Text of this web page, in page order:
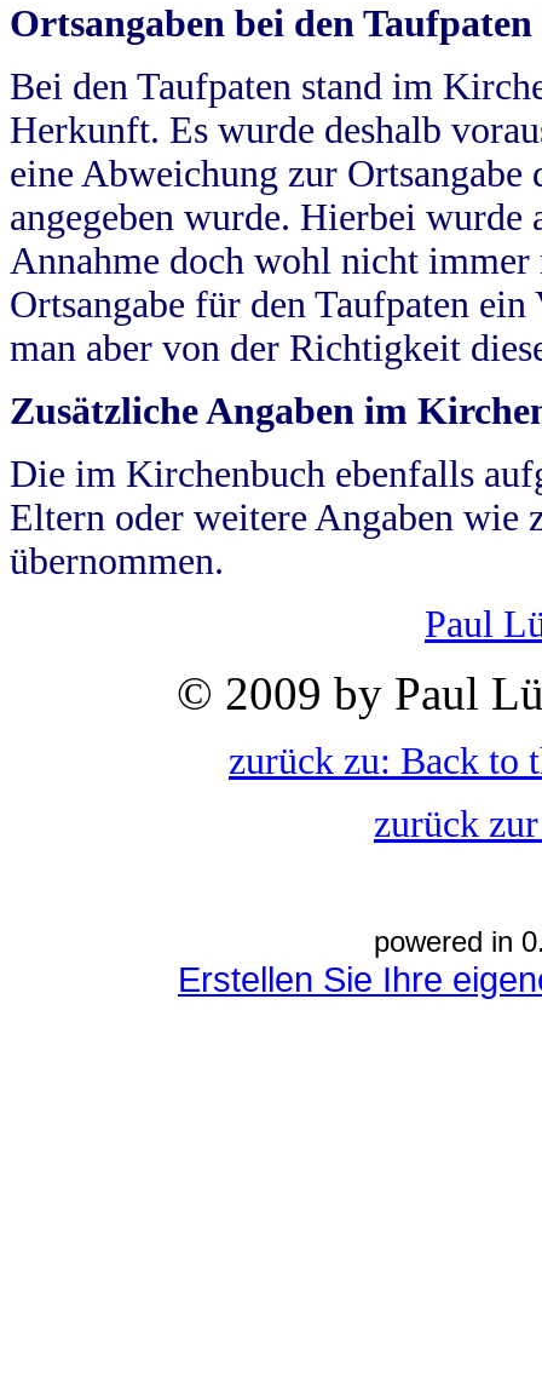
Ortsangaben bei den Taufpaten
Bei den Taufpaten stand im
Herkunft. Es wurde deshalb
eine Abweichung zur
angegeben wurde. Hierbei wurde
Annahme doch wohl nicht
Ortsangabe für den Taufpaten
man aber von der Richtigkeit
Zusätzliche Angaben im
Die im Kirchenbuch ebenfalls
Eltern oder weitere Angaben wie
übernommen.
Paul
© 2009 by Paul
zurück zu: Back to
zurück
powered in
Erstellen Sie Ihre